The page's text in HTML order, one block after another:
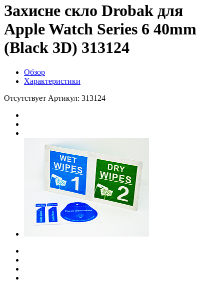
Захисне скло Drobak для
Apple Watch Series 6 40mm
(Black 3D) 313124
Обзор
Характеристики
Отсутствует Артикул: 313124